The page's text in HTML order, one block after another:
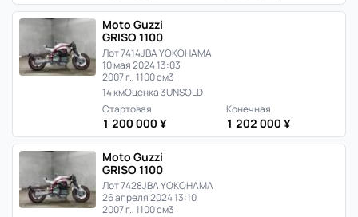
Moto Guzzi
GRISO 1100
Лот 7414JBA YOKOHAMA
10 мая 2024 13:03
2007 г., 1100 см3
14 кмОценка 3UNSOLD
Стартовая
1 200 000 ¥
Конечная
1 202 000 ¥
Moto Guzzi
GRISO 1100
Лот 7428JBA YOKOHAMA
26 апреля 2024 13:10
2007 г., 1100 см3